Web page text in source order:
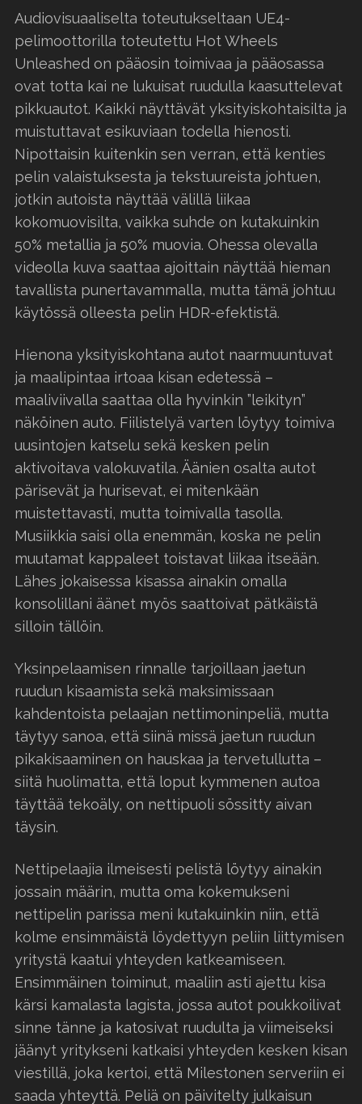
Audiovisuaaliselta toteutukseltaan UE4-
pelimoottorilla toteutettu Hot Wheels
Unleashed on pääosin toimivaa ja pääosassa
ovat totta kai ne lukuisat ruudulla kaasuttelevat
pikkuautot. Kaikki näyttävät yksityiskohtaisilta ja
muistuttavat esikuviaan todella hienosti.
Nipottaisin kuitenkin sen verran, että kenties
pelin valaistuksesta ja tekstuureista johtuen,
jotkin autoista näyttää välillä liikaa
kokomuovisilta, vaikka suhde on kutakuinkin
50% metallia ja 50% muovia. Ohessa olevalla
videolla kuva saattaa ajoittain näyttää hieman
tavallista punertavammalla, mutta tämä johtuu
käytössä olleesta pelin HDR-efektistä.
Hienona yksityiskohtana autot naarmuuntuvat
ja maalipintaa irtoaa kisan edetessä –
maaliviivalla saattaa olla hyvinkin ”leikityn”
näköinen auto. Fiilistelyä varten löytyy toimiva
uusintojen katselu sekä kesken pelin
aktivoitava valokuvatila. Äänien osalta autot
pärisevät ja hurisevat, ei mitenkään
muistettavasti, mutta toimivalla tasolla.
Musiikkia saisi olla enemmän, koska ne pelin
muutamat kappaleet toistavat liikaa itseään.
Lähes jokaisessa kisassa ainakin omalla
konsolillani äänet myös saattoivat pätkäistä
silloin tällöin.
Yksinpelaamisen rinnalle tarjoillaan jaetun
ruudun kisaamista sekä maksimissaan
kahdentoista pelaajan nettimoninpeliä, mutta
täytyy sanoa, että siinä missä jaetun ruudun
pikakisaaminen on hauskaa ja tervetullutta –
siitä huolimatta, että loput kymmenen autoa
täyttää tekoäly, on nettipuoli sössitty aivan
täysin.
Nettipelaajia ilmeisesti pelistä löytyy ainakin
jossain määrin, mutta oma kokemukseni
nettipelin parissa meni kutakuinkin niin, että
kolme ensimmäistä löydettyyn peliin liittymisen
yritystä kaatui yhteyden katkeamiseen.
Ensimmäinen toiminut, maaliin asti ajettu kisa
kärsi kamalasta lagista, jossa autot poukkoilivat
sinne tänne ja katosivat ruudulta ja viimeiseksi
jäänyt yritykseni katkaisi yhteyden kesken kisan
viestillä, joka kertoi, että Milestonen serveriin ei
saada yhteyttä. Peliä on päivitelty julkaisun